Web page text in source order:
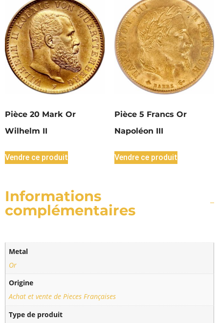
Pièce 20 Mark Or
Wilhelm II
Vendre ce produit
Pièce 5 Francs Or
Napoléon III
Vendre ce produit
Informations
complémentaires
Metal
Or
Origine
Achat et vente de Pieces Françaises
Type de produit